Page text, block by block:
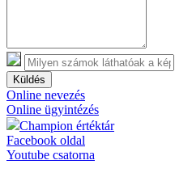
Küldés
Online nevezés
Online ügyintézés
Champion értéktár
Facebook oldal
Youtube csatorna